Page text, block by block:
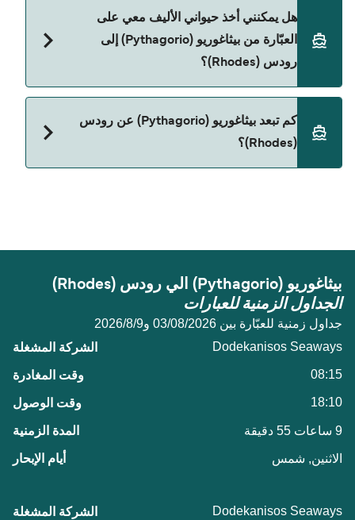
نعم، يمكنك السفر مع سيارتك على العبّارة من بيثاغوريو
Dodekanisos Seaways
هل يمكنني أخذ حيواني الأليف معي على
العبّارة من بيثاغوريو (Pythagorio) إلى
رودس (Rhodes)؟
إلى جواز سفر للحيوان. يرجى مراجعة تعليمات شركات
العبّارات بخصوص الحيوانات. حالياً يمكنك أخذ حيواناتك
الأليفة على العبّارة مع:
كم تبعد بيثاغوريو (Pythagorio) عن رودس
(Rhodes)؟
بيثاغوريو (Pythagorio) الي رودس (Rhodes)
الجداول الزمنية للعبارات
جداول زمنية للعبّارة بين 03/08/2026 و9‏/8‏/2026
Dodekanisos Seaways
08:15
18:10
9 ساعات 55 دقيقة
الاثنين, شمس
Dodekanisos Seaways